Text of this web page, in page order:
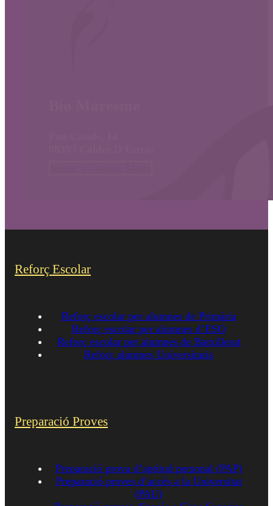
Reforç Escolar
Reforç escolar per alumnes de Primària
Reforç escolar per alumnes d’ESO
Reforç escolar per alumnes de Batxillerat
Reforç alumnes Universitaris
Preparació Proves
Preparació prova d’aptitud personal (PAP)
Preparació proves d’accés a la Universitat
(PAU)